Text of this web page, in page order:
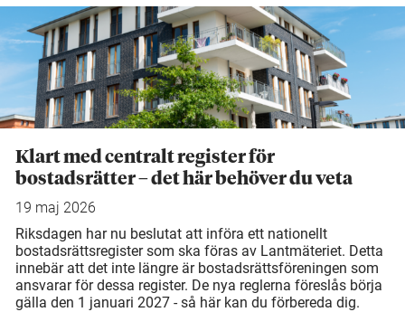
Klart med centralt register för
bostadsrätter – det här behöver du veta
19 maj 2026
Riksdagen har nu beslutat att införa ett nationellt
bostadsrättsregister som ska föras av Lantmäteriet. Detta
innebär att det inte längre är bostadsrättsföreningen som
ansvarar för dessa register. De nya reglerna föreslås börja
gälla den 1 januari 2027 - så här kan du förbereda dig.